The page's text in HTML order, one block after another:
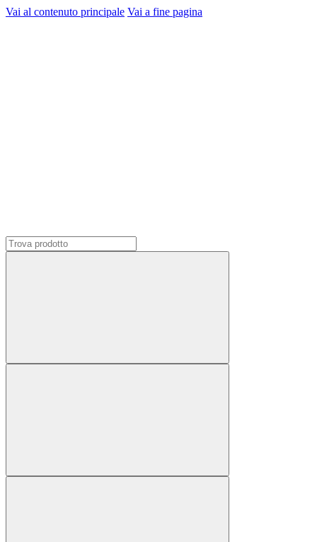
Vai al contenuto principale Vai a fine pagina